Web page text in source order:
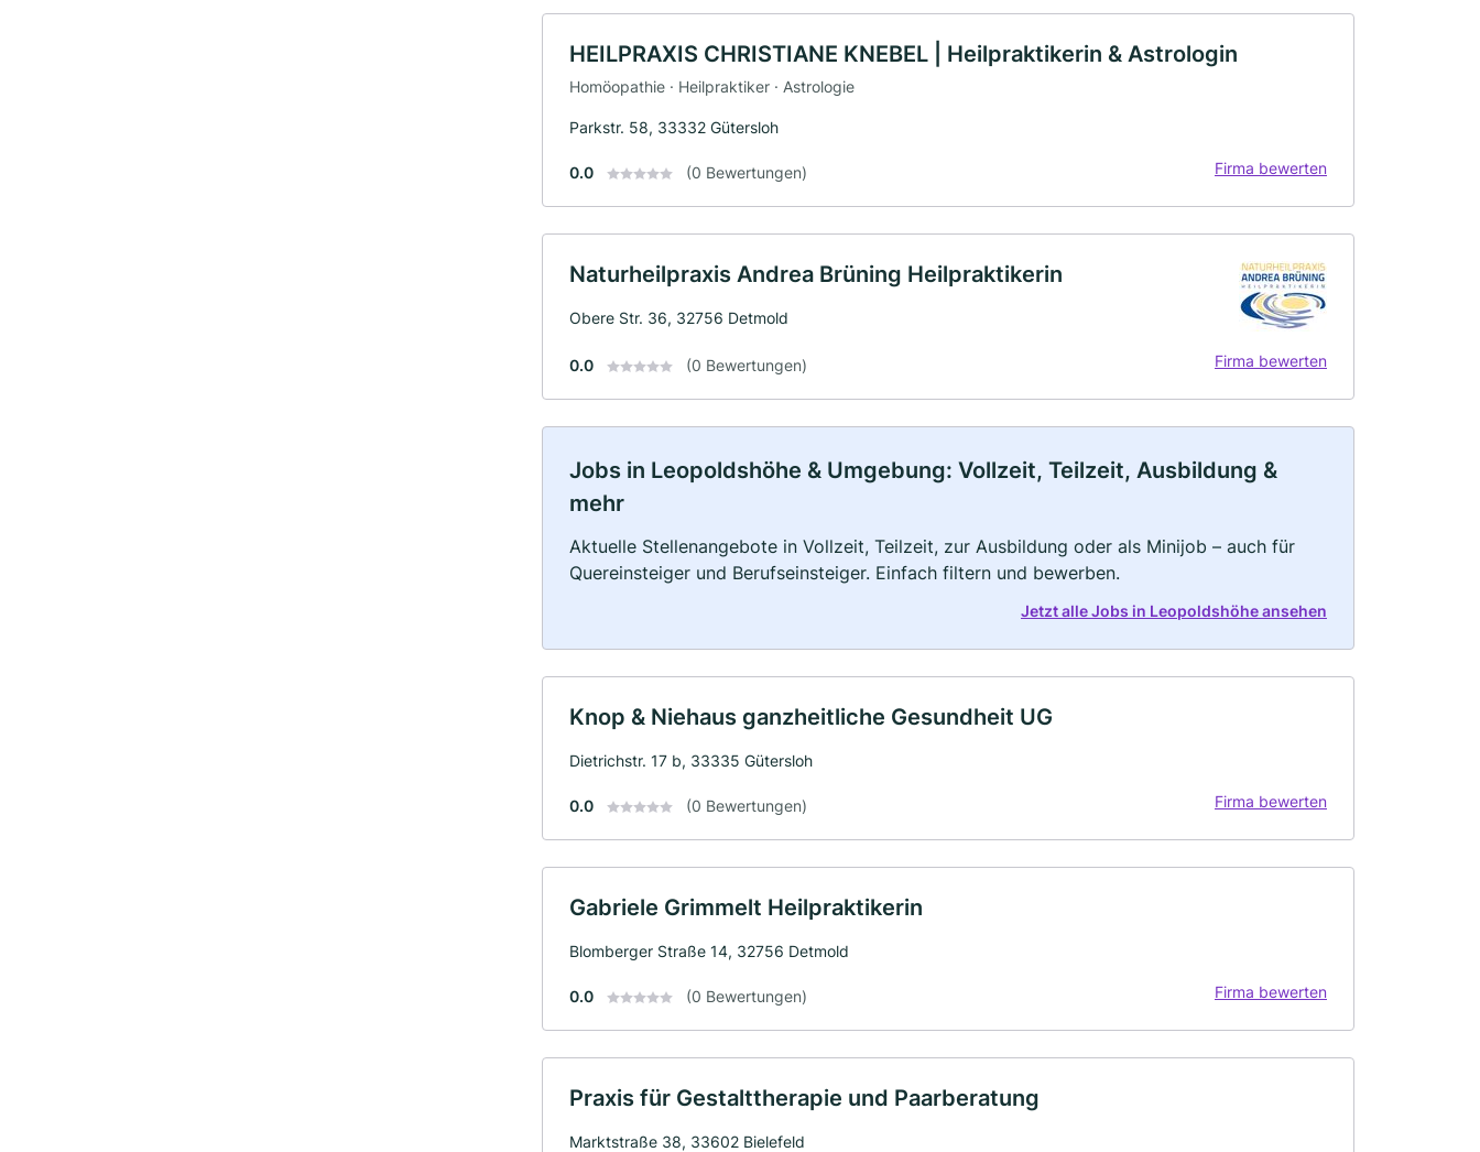
HEILPRAXIS CHRISTIANE KNEBEL | Heilpraktikerin & Astrologin
Homöopathie · Heilpraktiker · Astrologie
Parkstr. 58, 33332 Gütersloh
0.0 (0 Bewertungen) Firma bewerten
Naturheilpraxis Andrea Brüning Heilpraktikerin
Obere Str. 36, 32756 Detmold
0.0 (0 Bewertungen) Firma bewerten
Jobs in Leopoldshöhe & Umgebung: Vollzeit, Teilzeit, Ausbildung &
mehr
Aktuelle Stellenangebote in Vollzeit, Teilzeit, zur Ausbildung oder als Minijob – auch für
Quereinsteiger und Berufseinsteiger. Einfach filtern und bewerben.
Jetzt alle Jobs in Leopoldshöhe ansehen
Knop & Niehaus ganzheitliche Gesundheit UG
Dietrichstr. 17 b, 33335 Gütersloh
0.0 (0 Bewertungen) Firma bewerten
Gabriele Grimmelt Heilpraktikerin
Blomberger Straße 14, 32756 Detmold
0.0 (0 Bewertungen) Firma bewerten
Praxis für Gestalttherapie und Paarberatung
Marktstraße 38, 33602 Bielefeld